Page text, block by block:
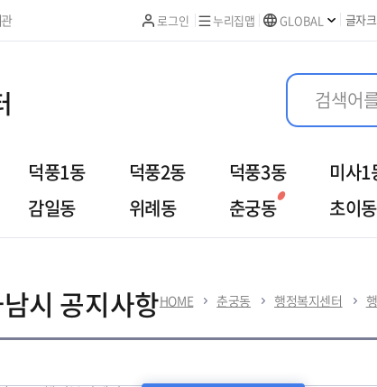
본문 바로가기
로그인 누리집맵 GLOBAL 글자
덕풍1동 덕풍2동 덕풍3동
미사1
감일동 위례동 춘궁동 초이동
시 공지사항HOME 춘궁동 행정복지센터